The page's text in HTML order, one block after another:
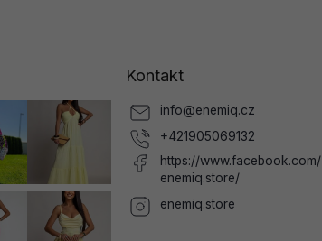
Kontakt
info@enemiq.cz
+421905069132
https://www.facebook.com/
enemiq.store/
enemiq.store